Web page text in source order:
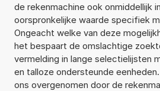
de rekenmachine ook onmiddellijk
oorspronkelijke waarde specifiek
Ongeacht welke van deze
het bespaart de omslachtige
vermelding in lange selectielijsten
en talloze ondersteunde
ons overgenomen door de